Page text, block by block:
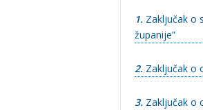
1. Zaključak o
županije”
2. Zaključak o
3. Zaključak o